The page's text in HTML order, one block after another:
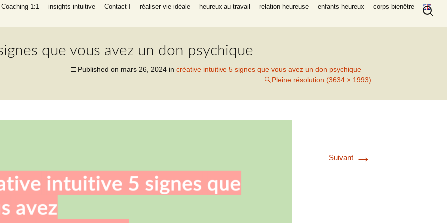
1:1
réussir
auto-aide
succès
insights intuitive Contact I réaliser vie idéale heureux au travail relation heureuse enfants heureux corps bienêtre
que vous avez un don psychique
Published on mars 26, 2024 in créative intuitive 5 signes que vous avez un don psychique
Pleine résolution (3634 × 1993)
Suivant →